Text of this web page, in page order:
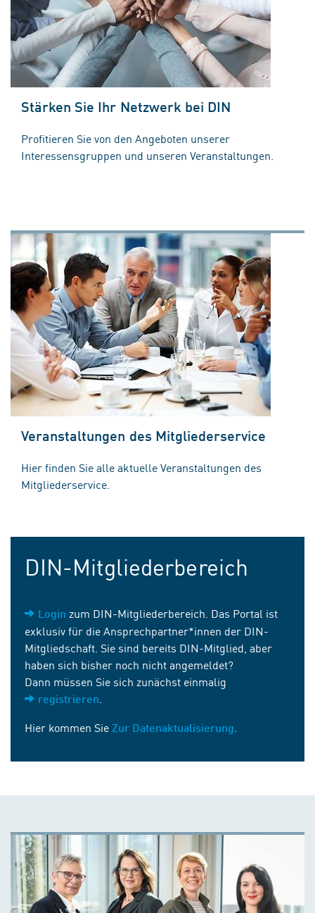
Stärken Sie Ihr Netzwerk bei DIN
Profitieren Sie von den Angeboten unserer
Interessensgruppen und unseren Veranstaltungen.
Veranstaltungen des Mitgliederservice
Hier finden Sie alle aktuelle Veranstaltungen des
Mitgliederservice.
DIN-Mitgliederbereich
Login zum DIN-Mitgliederbereich. Das Portal ist
exklusiv für die Ansprechpartner*innen der DIN-
Mitgliedschaft. Sie sind bereits DIN-Mitglied, aber
haben sich bisher noch nicht angemeldet?
Dann müssen Sie sich zunächst einmalig
registrieren
Hier kommen Sie Zur Datenaktualisierung.